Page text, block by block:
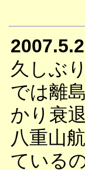
久しぶ
では離
かり衰
八重山
ている